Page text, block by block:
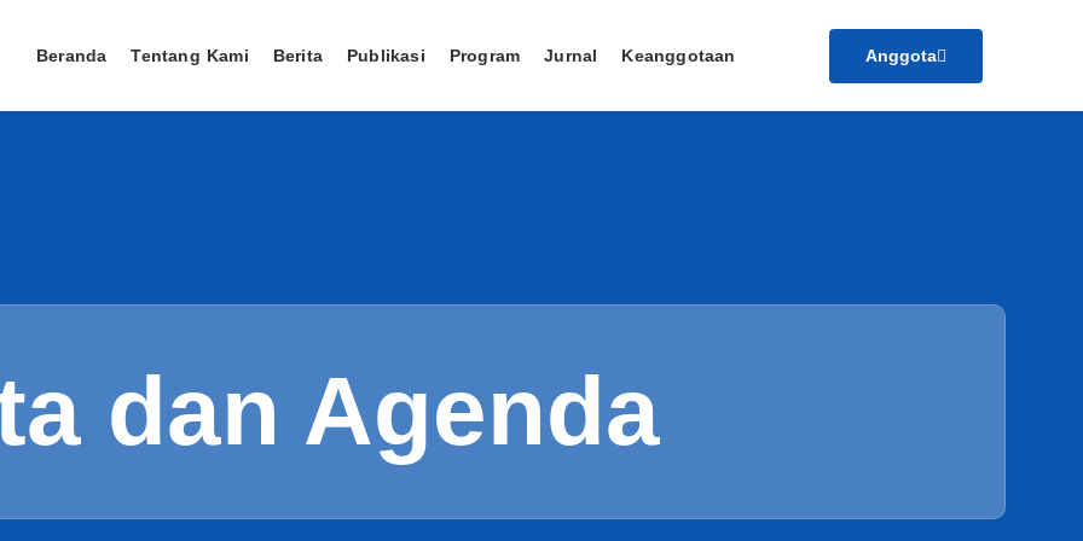
Beranda Tentang Kami Berita Publikasi Program Jurnal Keanggotaan Anggota
dan Agenda